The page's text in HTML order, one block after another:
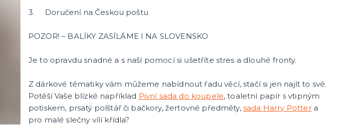
3. Doručení na Českou poštu
POZOR! – BALÍKY ZASÍLÁME I NA SLOVENSKO
Je to opravdu snadné a s naší pomocí si ušetříte stres a dlouhé fronty.
Z dárkové tématiky vám můžeme nabídnout řadu věcí, stačí si jen najít to své.
Potěší Vaše blízké například Pivní sada do koupele, toaletní papír s vtipným
potiskem, prsatý polštář či bačkory, žertovné předměty, sada Harry Pottera
pro malé slečny vílí křídla?